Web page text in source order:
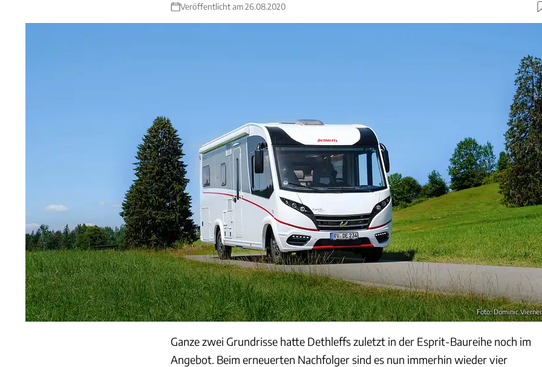
Veröffentlicht am 26.08.2020
Foto: Dominic
Ganze zwei Grundrisse hatte Dethleffs zuletzt in der Esprit-Baureihe noch im
Angebot. Beim erneuerten Nachfolger sind es nun immerhin wieder vier